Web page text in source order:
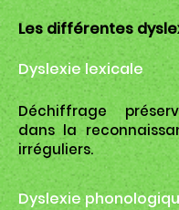
Les différentes
Dyslexie lexicale
Déchiffrage
dans la
irréguliers.
Dyslexie